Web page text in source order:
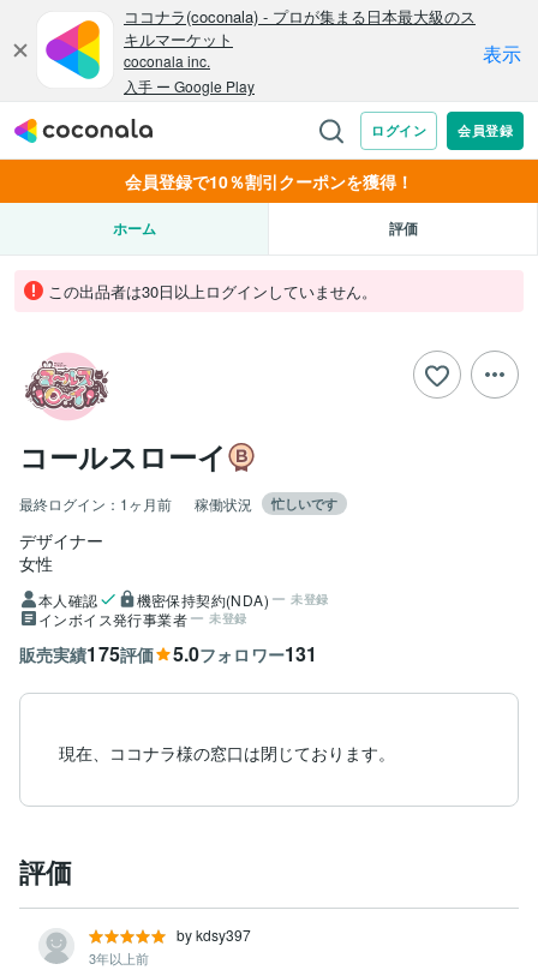
会員登録で10％割引クーポンを獲得！
ホーム 評価
この出品者は30日以上ログインしていません。
コールスローイ
最終ログイン： 1ヶ月前 稼働状況 忙しいです
デザイナー
女性
本人確認 機密保持契約(NDA) 未登録
インボイス発行事業者 未登録
販売実績175評価 5.0フォロワー131
現在、ココナラ様の窓口は閉じております。
評価
by kdsy397
3年以上前